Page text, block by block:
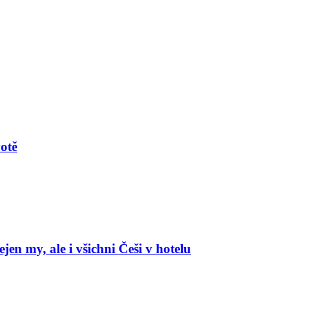
my, ale i všichni Češi v hotelu